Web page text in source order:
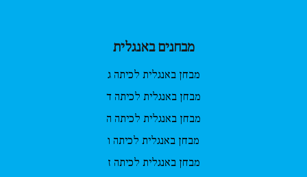
מבחנים באנגלית
מבחן באנגלית לכיתה ג
מבחן באנגלית לכיתה ד
מבחן באנגלית לכיתה ה
מבחן באנגלית לכיתה ו
מבחן באנגלית לכיתה ז